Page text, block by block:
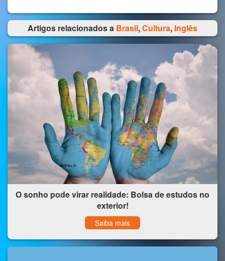
Artigos relacionados a Brasil,Cultura, Inglês
O sonho pode virar realidade: Bolsa de estudos no
exterior!
Saiba mais